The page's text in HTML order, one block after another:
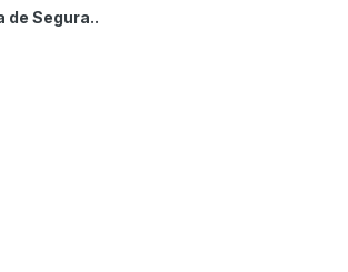
de Segura..